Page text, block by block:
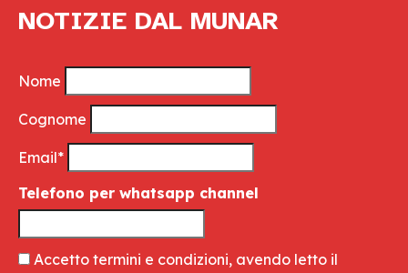
NOTIZIE DAL MUNAR
Nome
Cognome
Email*
Telefono per whatsapp channel
Accetto termini e condizioni, avendo letto il